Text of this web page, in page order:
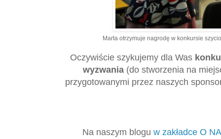
Marta otrzymuje nagrodę w konkursie
Oczywiście szykujemy dla Was
wyzwania (do stworzenia na
przygotowanymi przez naszych
Na naszym blogu w zakładce O